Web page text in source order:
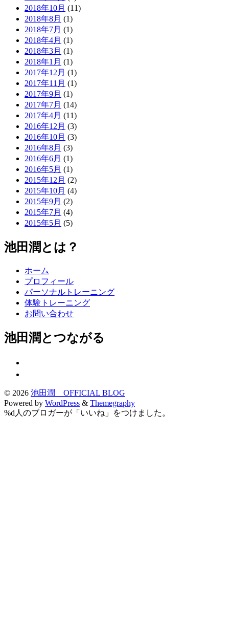
2018年10月 (11)
2018年8月 (1)
2018年7月 (1)
2018年4月 (1)
2018年3月 (1)
2018年1月 (1)
2017年12月 (1)
2017年11月 (1)
2017年9月 (1)
2017年7月 (14)
2017年4月 (11)
2016年12月 (3)
2016年10月 (3)
2016年8月 (3)
2016年6月 (1)
2016年5月 (1)
2015年12月 (2)
2015年10月 (4)
2015年9月 (2)
2015年7月 (4)
2015年5月 (5)
池田潤とは？
ホーム
プロフィール
パーソナルトレーニング
体験トレーニング
お問い合わせ
池田潤とつながる
© 2026 池田潤 OFFICIAL BLOG
Powered by WordPress & Themegraphy
%d 人のブロガーが「いいね」をつけました。